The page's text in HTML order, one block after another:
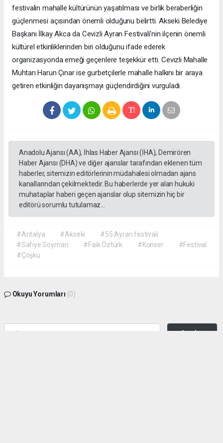
festivalin mahalle kültürünün yaşatılması ve birlik beraberliğin
güçlenmesi açısından önemli olduğunu belirtti. Akseki Belediye
Başkanı İlkay Akca da Cevizli Ayran Festivali'nin ilçenin önemli
kültürel etkinliklerinden biri olduğunu ifade ederek
organizasyonda emeği geçenlere teşekkür etti. Cevizli Mahalle
Muhtarı Harun Çınar ise gurbetçilerle mahalle halkını bir araya
getiren etkinliğin dayanışmayı güçlendirdiğini vurguladı.
Anadolu Ajansı (AA), İhlas Haber Ajansı (İHA), Demirören
Haber Ajansı (DHA) ve diğer ajanslar tarafından eklenen tüm
haberler, sitemizin editörlerinin müdahalesi olmadan ajans
kanallarından çekilmektedir. Bu haberlerde yer alan hukuki
muhataplar haberi geçen ajanslar olup sitemizin hiç bir
editörü sorumlu tutulamaz...
#Antalya #Akseki
#55.Ayran festivali
#Safiye Soyman
#Faik Öztürk #Konser
#Festival
#Çoşku
Okuyu Yorumları (0)
Gonder